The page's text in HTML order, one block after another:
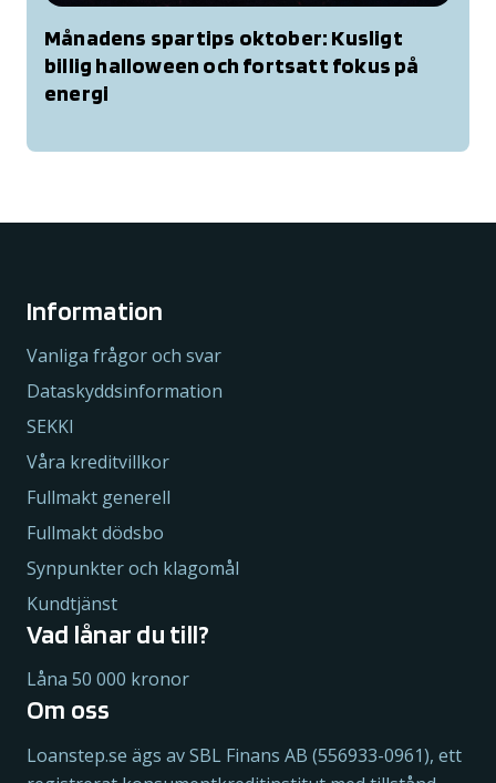
Månadens spartips oktober: Kusligt
billig halloween och fortsatt fokus på
energi
Information
Vanliga frågor och svar
Dataskyddsinformation
SEKKI
Våra kreditvillkor
Fullmakt generell
Fullmakt dödsbo
Synpunkter och klagomål
Kundtjänst
Vad lånar du till?
Låna 50 000 kronor
Om oss
Loanstep.se ägs av SBL Finans AB (556933-0961), ett